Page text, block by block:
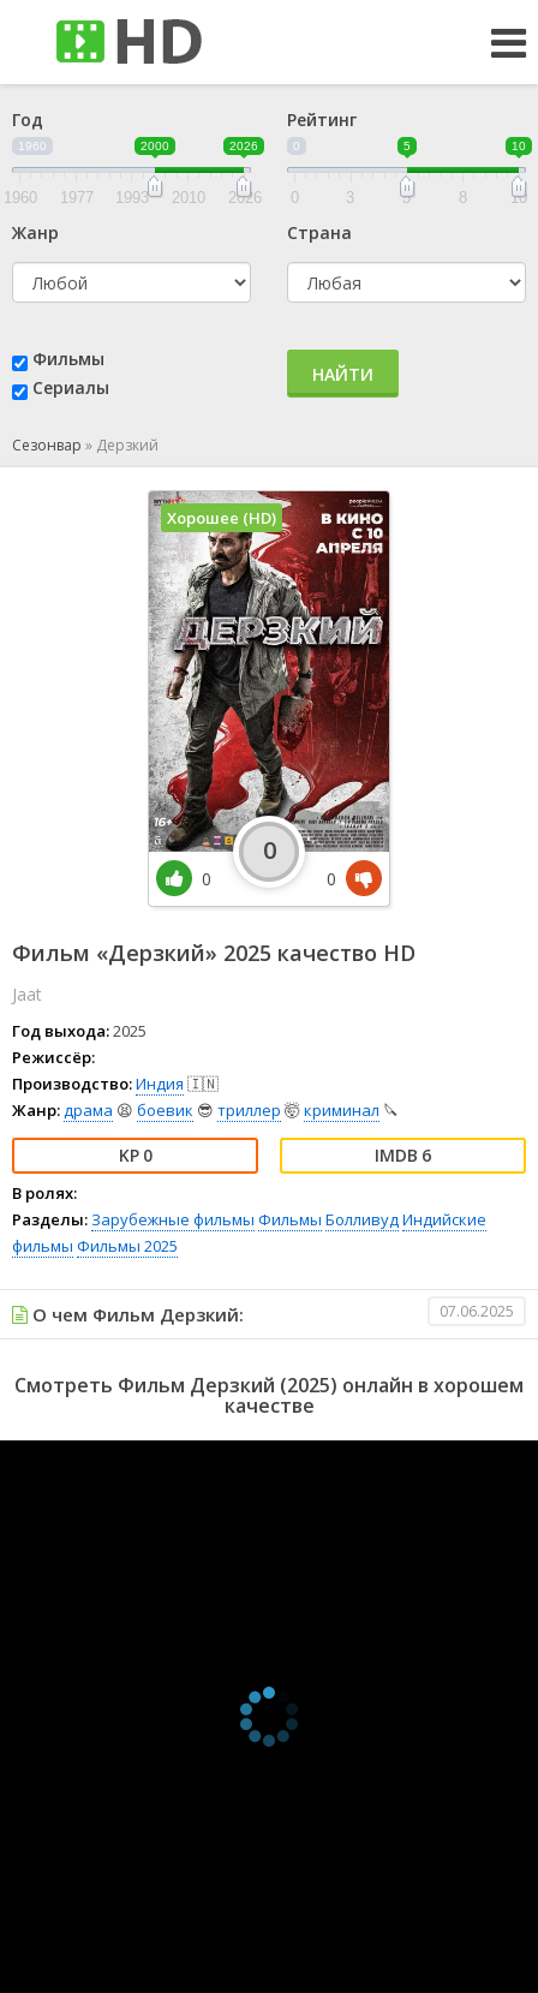
Год
1960 2000 2026
1960 1977 1993 2010 2026
Рейтинг
0 5 10
0 3 5 8 10
Жанр Страна
Фильмы
Сериалы
НАЙТИ
Сезонвар » Дерзкий
Фильм «Дерзкий» 2025 качество HD
Jaat
Год выхода:2025
Режиссёр:
Производство:Индия 🇮🇳
Жанр:драма 😫 боевик 😎 триллер 🤯криминал 🔪
0 6
В ролях:
Разделы: Зарубежные фильмы Фильмы БолливудИндийские
фильмы Фильмы 2025
Хорошее (HD)
0
0
0
О чем Фильм Дерзкий: 07.06.2025
Смотреть Фильм Дерзкий (2025) онлайн в хорошем
качестве